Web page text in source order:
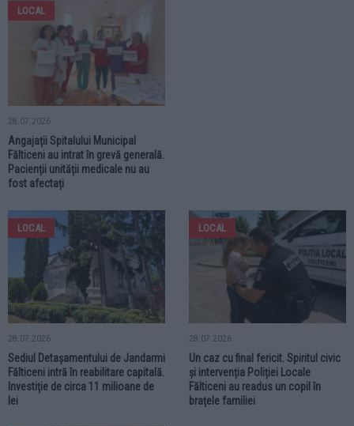
LOCAL
28.07.2026
Angajații Spitalului Municipal
Fălticeni au intrat în grevă generală.
Pacienții unității medicale nu au
fost afectați
LOCAL
28.07.2026
Sediul Detașamentului de Jandarmi
Fălticeni intră în reabilitare capitală.
Investiție de circa 11 milioane de
lei
LOCAL
28.07.2026
Un caz cu final fericit. Spiritul civic
și intervenția Poliției Locale
Fălticeni au readus un copil în
brațele familiei